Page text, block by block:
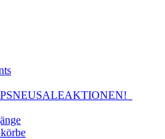
NEUSALEAKTIONEN!